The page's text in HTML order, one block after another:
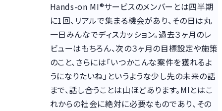
Hands-on MI®サービスのメンバーとは四半期
に1回、リアルで集まる機会があり、その日は丸
一日みんなでディスカッション。過去３ヶ月のレ
ビューはもちろん、次の３ヶ月の目標設定や施策
のこと、さらには「いつかこんな案件を獲れるよ
うになりたいね」というような少し先の未来の話
まで、話し合うことは山ほどあります。MIとはこ
れからの社会に絶対に必要なものであり、その